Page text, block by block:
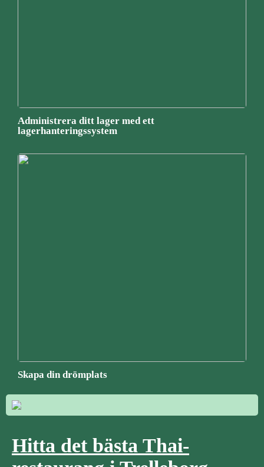
Administrera ditt lager med ett
lagerhanteringssystem
Skapa din drömplats
Hitta det bästa Thai-